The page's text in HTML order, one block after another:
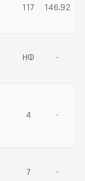
117 146.92
НФ -
4 -
7 -